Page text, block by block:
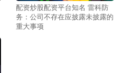
配资炒股配资平台知名 雷科防
务：公司不存在应披露未披露的
重大事项